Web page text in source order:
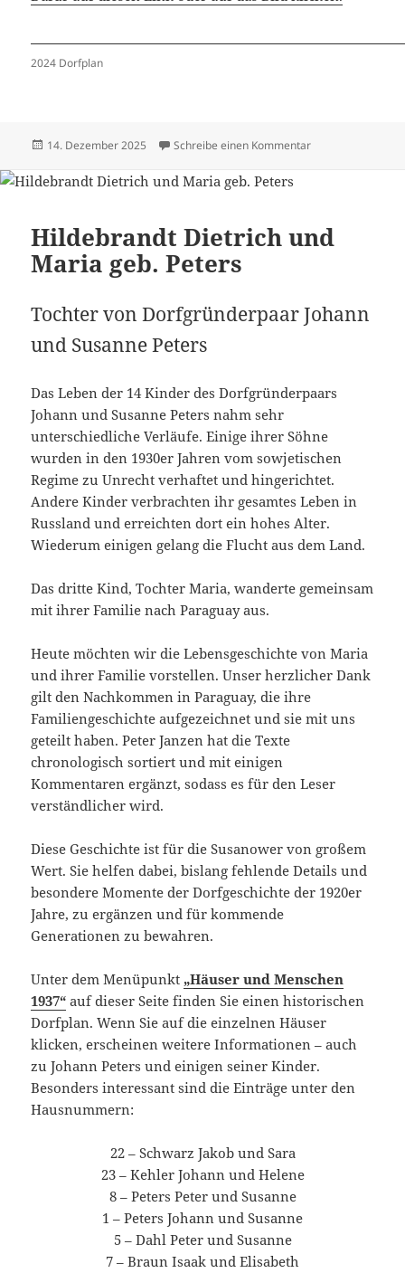
2024 Dorfplan
Veröffentlicht
14. Dezember 2025 Schreibe einen Kommentarzu Häuser 2024 –
Hildebrandt Dietrich und
Maria geb. Peters
Tochter von Dorfgründerpaar Johann
und Susanne Peters
Das Leben der 14 Kinder des Dorfgründerpaars
Johann und Susanne Peters nahm sehr
unterschiedliche Verläufe. Einige ihrer Söhne
wurden in den 1930er Jahren vom sowjetischen
Regime zu Unrecht verhaftet und hingerichtet.
Andere Kinder verbrachten ihr gesamtes Leben in
Russland und erreichten dort ein hohes Alter.
Wiederum einigen gelang die Flucht aus dem Land.
Das dritte Kind, Tochter Maria, wanderte gemeinsam
mit ihrer Familie nach Paraguay aus.
Heute möchten wir die Lebensgeschichte von Maria
und ihrer Familie vorstellen. Unser herzlicher Dank
gilt den Nachkommen in Paraguay, die ihre
Familiengeschichte aufgezeichnet und sie mit uns
geteilt haben. Peter Janzen hat die Texte
chronologisch sortiert und mit einigen
Kommentaren ergänzt, sodass es für den Leser
verständlicher wird.
Diese Geschichte ist für die Susanower von großem
Wert. Sie helfen dabei, bislang fehlende Details und
besondere Momente der Dorfgeschichte der 1920er
Jahre, zu ergänzen und für kommende
Generationen zu bewahren.
Unter dem Menüpunkt „Häuser und Menschen
1937“ auf dieser Seite finden Sie einen historischen
Dorfplan. Wenn Sie auf die einzelnen Häuser
klicken, erscheinen weitere Informationen – auch
zu Johann Peters und einigen seiner Kinder.
Besonders interessant sind die Einträge unter den
Hausnummern:
22 – Schwarz Jakob und Sara
23 – Kehler Johann und Helene
8 – Peters Peter und Susanne
1 – Peters Johann und Susanne
5 – Dahl Peter und Susanne
7 – Braun Isaak und Elisabeth